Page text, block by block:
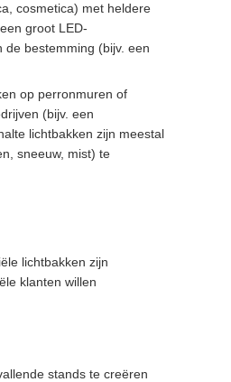
cosmetica) met heldere
groot LED-
bestemming (bijv. een
op perronmuren of
(bijv. een
lichtbakken zijn meestal
sneeuw, mist) te
lichtbakken zijn
klanten willen
stands te creëren